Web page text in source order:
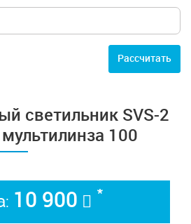
Расcчитать
светильник SVS-2
100
10 900 *